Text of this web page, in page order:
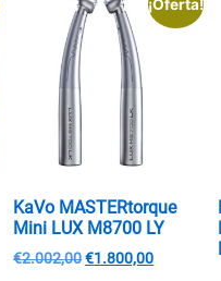
¡Oferta!
KaVo MASTERtorque
Mini LUX M8700 LY
€2.002,00€1.800,00